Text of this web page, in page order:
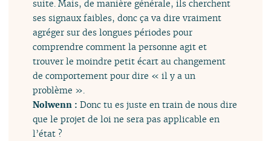
suite. Mais, de manière générale, ils cherchent
ses signaux faibles, donc ça va dire vraiment
agréger sur des longues périodes pour
comprendre comment la personne agit et
trouver le moindre petit écart au changement
de comportement pour dire « il y a un
problème ».
Nolwenn :Donc tu es juste en train de nous dire
que le projet de loi ne sera pas applicable en
l’état ?